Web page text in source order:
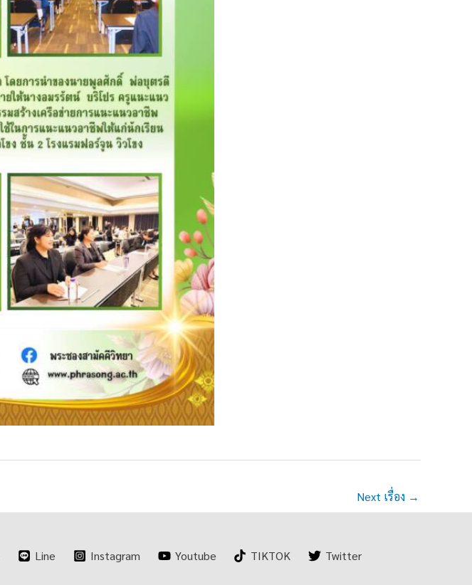
Next เรื่อง →
Line Instagram Youtube TIKTOK Twitter